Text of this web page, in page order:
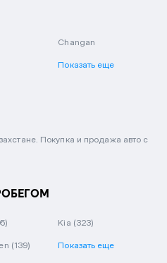
Changan
Показать еще
Покупка и продажа авто с
Kia (323)
(139) Показать еще